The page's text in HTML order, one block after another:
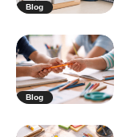
Blog
Blog